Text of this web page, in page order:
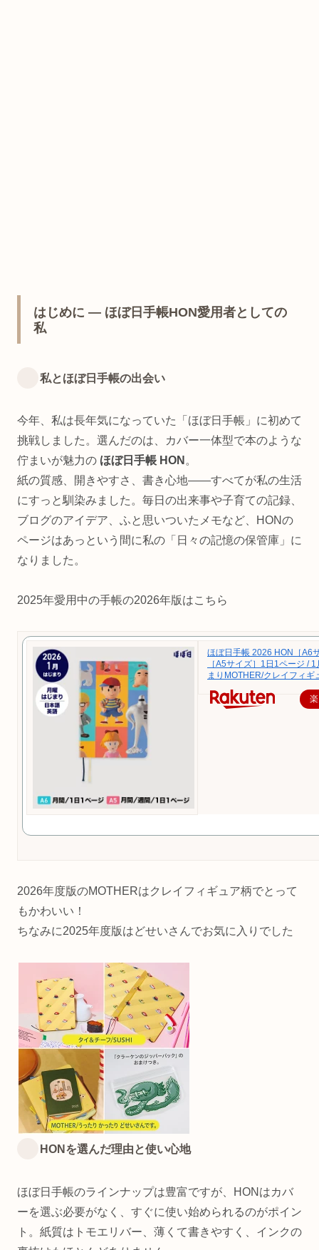
はじめに — ほぼ日手帳HON愛用者としての
私
私とほぼ日手帳の出会い
今年、私は長年気になっていた「ほぼ日手帳」に初めて
挑戦しました。選んだのは、カバー一体型で本のような
佇まいが魅力の ほぼ日手帳 HON 。
紙の質感、開きやすさ、書き心地——すべてが私の生活
にすっと馴染みました。毎日の出来事や子育ての記録、
ブログのアイデア、ふと思いついたメモなど、HONの
ページはあっという間に私の「日々の記憶の保管庫」に
なりました。
2025年愛用中の手帳の2026年版はこちら
ほぼ日手帳 2026 HON［A6
［A5サイズ］1日1ページ /
まりMOTHER/クレイフィギ
2026年度版のMOTHERはクレイフィギュア柄でとって
もかわいい！
ちなみに2025年度版はどせいさんでお気に入りでした
HONを選んだ理由と使い心地
ほぼ日手帳のラインナップは豊富ですが、HONはカバ
ーを選ぶ必要がなく、すぐに使い始められるのがポイン
ト。紙質はトモエリバー、薄くて書きやすく、インクの